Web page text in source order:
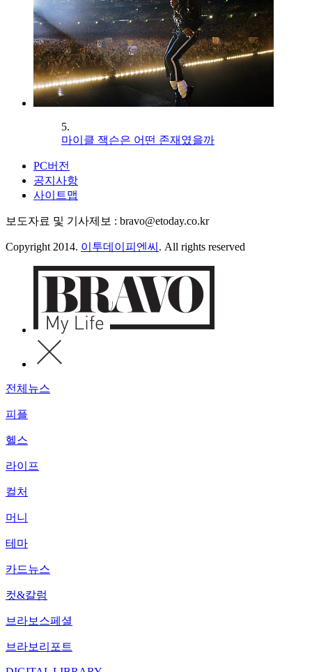
5.
마이클 잭슨은 어떤 존재였을까
PC버전
공지사항
사이트맵
보도자료 및 기사제보 : bravo@etoday.co.kr
Copyright 2014. 이투데이피엔씨 . All rights reserved
전체뉴스
피플
헬스
라이프
컬처
머니
테마
카드뉴스
컷&칼럼
브라보스페셜
브라보리포트